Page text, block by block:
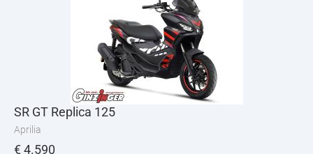
SR GT Replica 125
Aprilia
€4.590